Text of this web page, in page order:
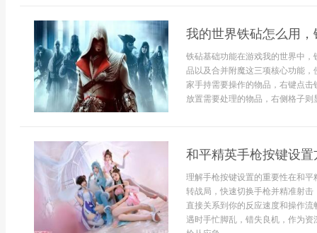
我的世界铁砧怎么用
铁砧基础功能在游戏我的世界中
品以及合并附魔这三项核心功能
家手持需要操作的物品，右键点
放置需要处理的物品，右侧格子则
和平精英手枪按键设
理解手枪按键设置的重要性在和
转战局，快速切换手枪并精准射
直接关系到你的反应速度和操作
遇时手忙脚乱，错失良机，作为